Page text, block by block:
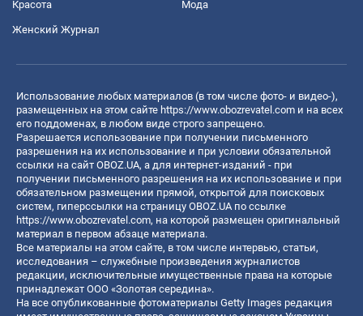
Красота Мода
Женский Журнал
Использование любых материалов (в том числе фото- и видео-),
размещенных на этом сайте https://www.obozrevatel.com и на всех
его поддоменах, в любом виде строго запрещено.
Разрешается использование при получении письменного
разрешения на их использование и при условии обязательной
ссылки на сайт OBOZ.UA, а для интернет-изданий - при
получении письменного разрешения на их использование и при
обязательном размещении прямой, открытой для поисковых
систем, гиперссылки на страницу OBOZ.UA по ссылке
https://www.obozrevatel.com, на которой размещен оригинальный
материал в первом абзаце материала.
Все материалы на этом сайте, в том числе интервью, статьи,
исследования – служебные произведения журналистов
редакции, исключительные имущественные права на которые
принадлежат ООО «Золотая середина».
На все опубликованные фотоматериалы Getty Images редакция